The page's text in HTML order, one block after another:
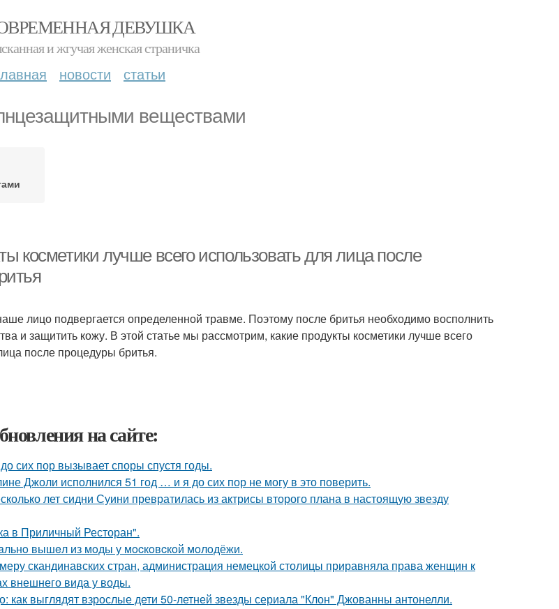
ДЕВУШКА
и жгучая женская страничка
новости статьи
веществами
косметики лучше всего использовать для лица после
лицо подвергается определенной травме. Поэтому после бритья необходимо восполнить
и защитить кожу. В этой статье мы рассмотрим, какие продукты косметики лучше всего
после процедуры бритья.
на сайте:
сих пор вызывает споры спустя годы.
Джоли исполнился 51 год … и я до сих пор не могу в это поверить.
лет сидни Суини превратилась из актрисы второго плана в настоящую звезду
в Приличный Ресторан".
вышeл из мoды у мocкoвcкoй мoлoдёжи.
скандинавских стран, администрация немецкой столицы приравняла права женщин к
внешнего вида у воды.
как выглядят взрослые дети 50-летней звезды сериала "Клон" Джованны антонелли.